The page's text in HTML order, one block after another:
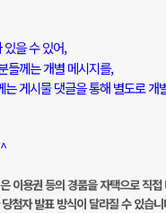
을 수 있어,
들께는 개별 메시지를,
게시물 댓글을 통해별도로 개
이용권 등의 경품을 자택으로 직접
첨자 발표 방식이 달라질 수 있습